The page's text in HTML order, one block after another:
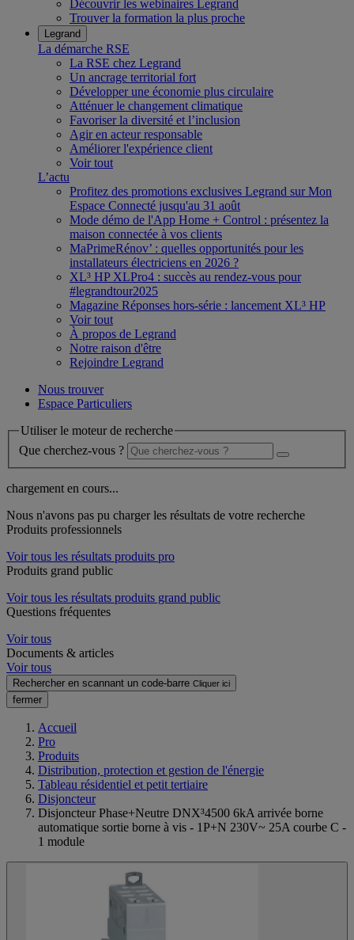
Découvrir les webinaires Legrand
Trouver la formation la plus proche
Legrand
La démarche RSE
La RSE chez Legrand
Un ancrage territorial fort
Développer une économie plus circulaire
Atténuer le changement climatique
Favoriser la diversité et l’inclusion
Agir en acteur responsable
Améliorer l'expérience client
Voir tout
L’actu
Profitez des promotions exclusives Legrand sur Mon
Espace Connecté jusqu'au 31 août
Mode démo de l'App Home + Control : présentez la
maison connectée à vos clients
MaPrimeRénov’ : quelles opportunités pour les
installateurs électriciens en 2026 ?
XL³ HP XLPro4 : succès au rendez-vous pour
#legrandtour2025
Magazine Réponses hors-série : lancement XL³ HP
Voir tout
À propos de Legrand
Notre raison d'être
Rejoindre Legrand
Nous trouver
Espace Particuliers
Utiliser le moteur de recherche
Que cherchez-vous ?
chargement en cours...
Nous n'avons pas pu charger les résultats de votre recherche
Produits professionnels
Voir tous les résultats produits pro
Produits grand public
Voir tous les résultats produits grand public
Questions fréquentes
Voir tous
Documents & articles
Voir tous
Rechercher en scannant un code-barre Cliquer ici
fermer
Accueil
Pro
Produits
Distribution, protection et gestion de l'énergie
Tableau résidentiel et petit tertiaire
Disjoncteur
Disjoncteur Phase+Neutre DNX³4500 6kA arrivée borne
automatique sortie borne à vis - 1P+N 230V~ 25A courbe C -
1 module